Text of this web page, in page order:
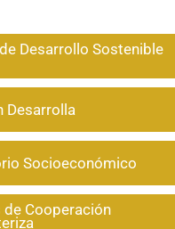
Desarrollo Sostenible
Desarrolla
Socioeconómico
Cooperación